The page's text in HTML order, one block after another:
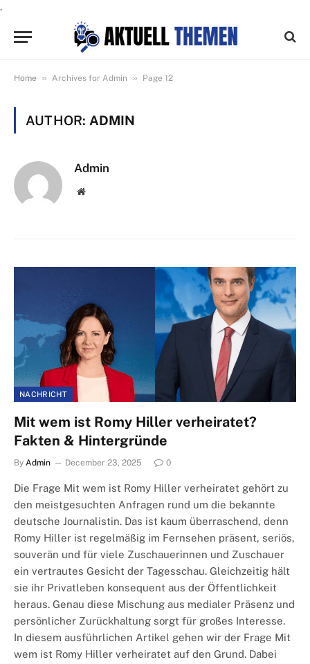
.
Home » Archives for Admin » Page 12
AUTHOR: ADMIN
Admin
Website
NACHRICHT
Mit wem ist Romy Hiller verheiratet?
Fakten & Hintergründe
By Admin December 23, 2025 0
Die Frage Mit wem ist Romy Hiller verheiratet gehört zu
den meistgesuchten Anfragen rund um die bekannte
deutsche Journalistin. Das ist kaum überraschend, denn
Romy Hiller ist regelmäßig im Fernsehen präsent, seriös,
souverän und für viele Zuschauerinnen und Zuschauer
ein vertrautes Gesicht der Tagesschau. Gleichzeitig hält
sie ihr Privatleben konsequent aus der Öffentlichkeit
heraus. Genau diese Mischung aus medialer Präsenz und
persönlicher Zurückhaltung sorgt für großes Interesse.
In diesem ausführlichen Artikel gehen wir der Frage Mit
wem ist Romy Hiller verheiratet auf den Grund. Dabei